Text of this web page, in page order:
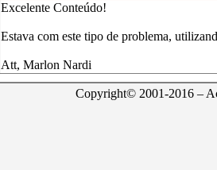
Excelente Conteúdo!
Estava com este tipo de problema,
Att, Marlon Nardi
Copyright© 2001-2016 –